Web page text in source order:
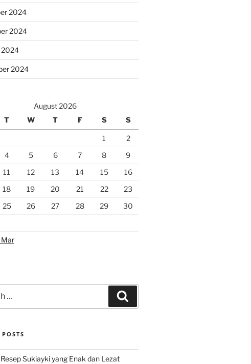
2024
2024
2024
2024
August 2026
T W T F S S
1
2
4 5 6 7 8
9
11 12 13 14 15
16
18 19 20 21 22
23
25 26 27 28 29
30
Mar
Sukiayki yang Enak dan Lezat